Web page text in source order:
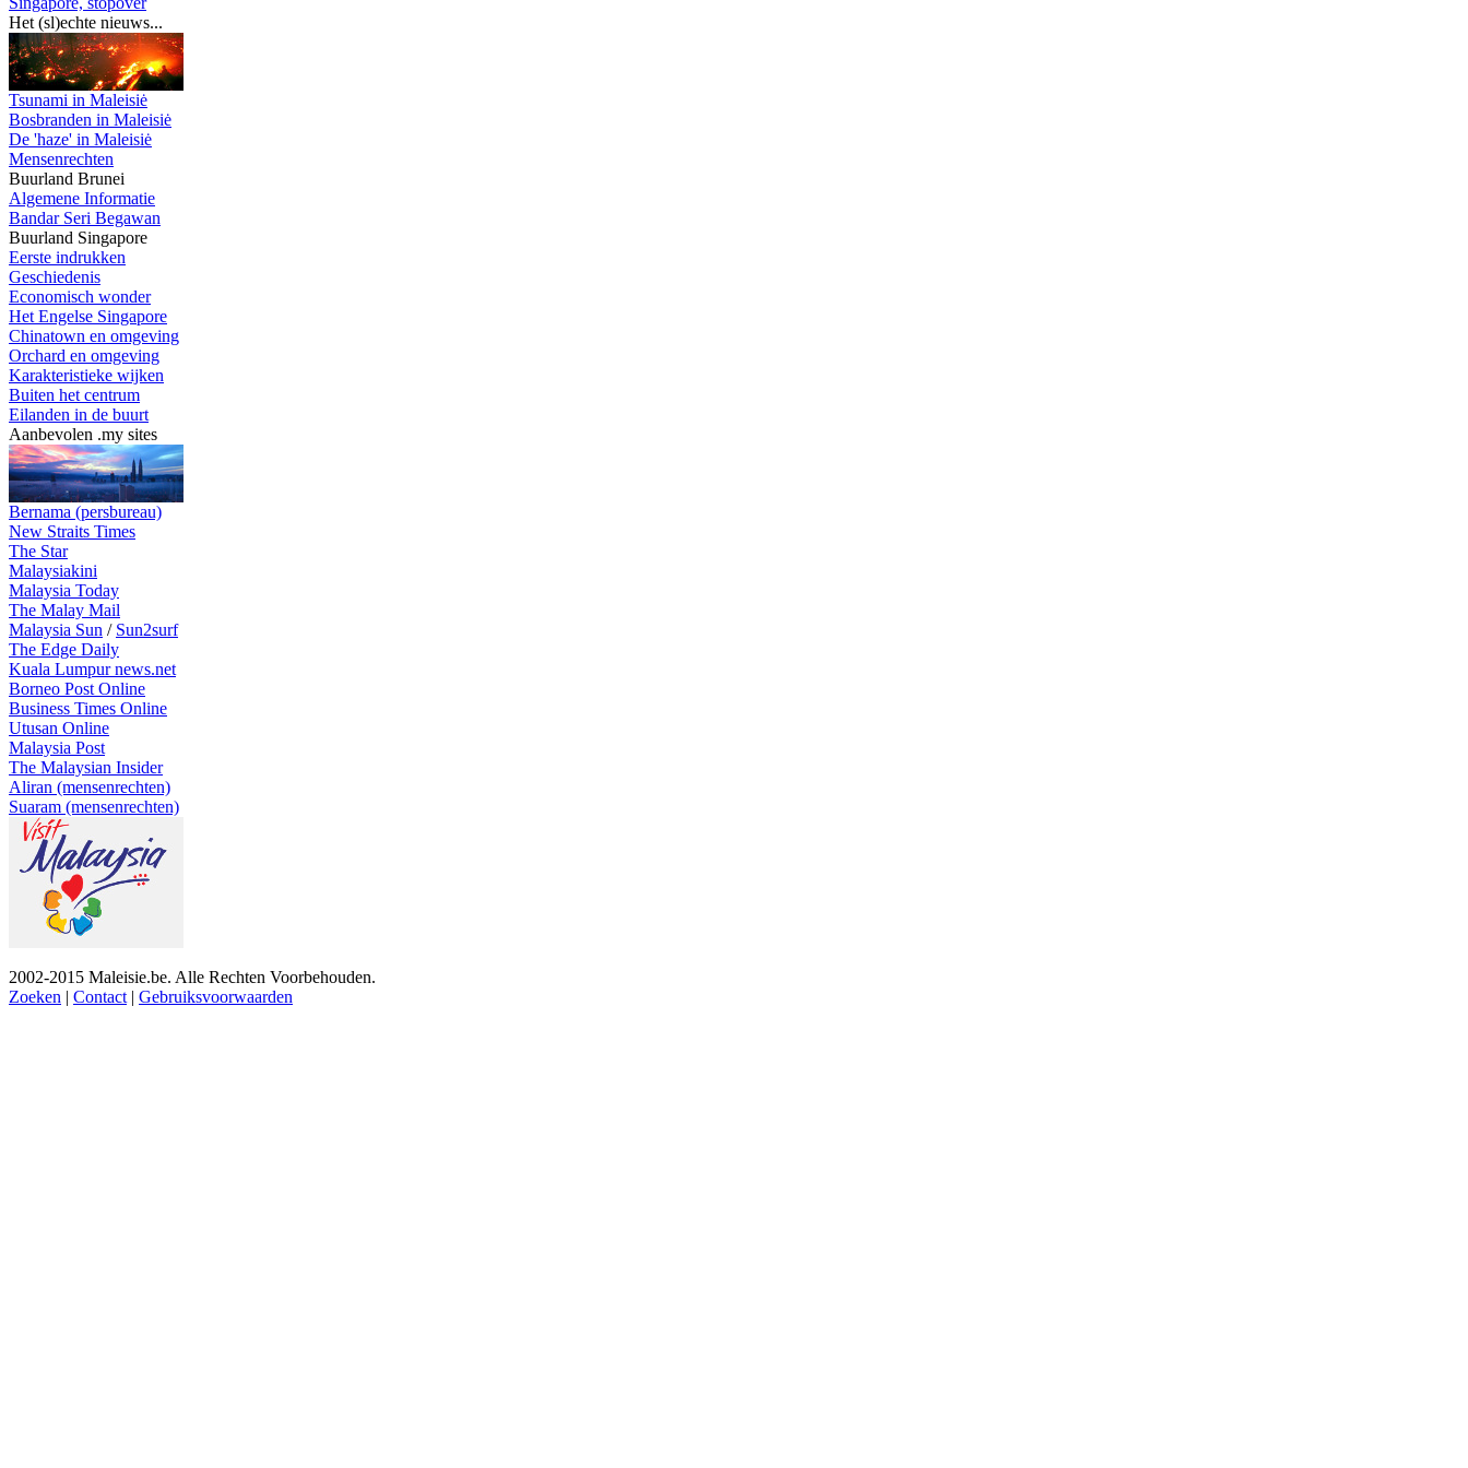
Het (sl)echte nieuws...
Tsunami in Maleisiė
Bosbranden in Maleisiė
De 'haze' in Maleisiė
Mensenrechten
Buurland Brunei
Algemene Informatie
Bandar Seri Begawan
Buurland Singapore
Eerste indrukken
Geschiedenis
Economisch wonder
Het Engelse Singapore
Chinatown en omgeving
Orchard en omgeving
Karakteristieke wijken
Buiten het centrum
Eilanden in de buurt
Aanbevolen .my sites
Bernama (persbureau)
New Straits Times
The Star
Malaysiakini
Malaysia Today
The Malay Mail
Malaysia Sun / Sun2surf
The Edge Daily
Kuala Lumpur news.net
Borneo Post Online
Business Times Online
Utusan Online
Malaysia Post
The Malaysian Insider
Aliran (mensenrechten)
Suaram (mensenrechten)
2002-2015 Maleisie.be. Alle Rechten Voorbehouden.
Zoeken | Contact | Gebruiksvoorwaarden